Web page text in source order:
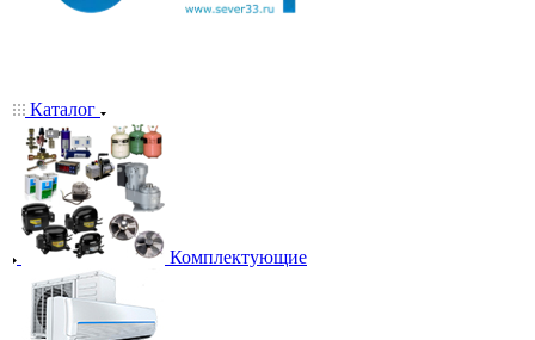
Каталог
Комплектующие